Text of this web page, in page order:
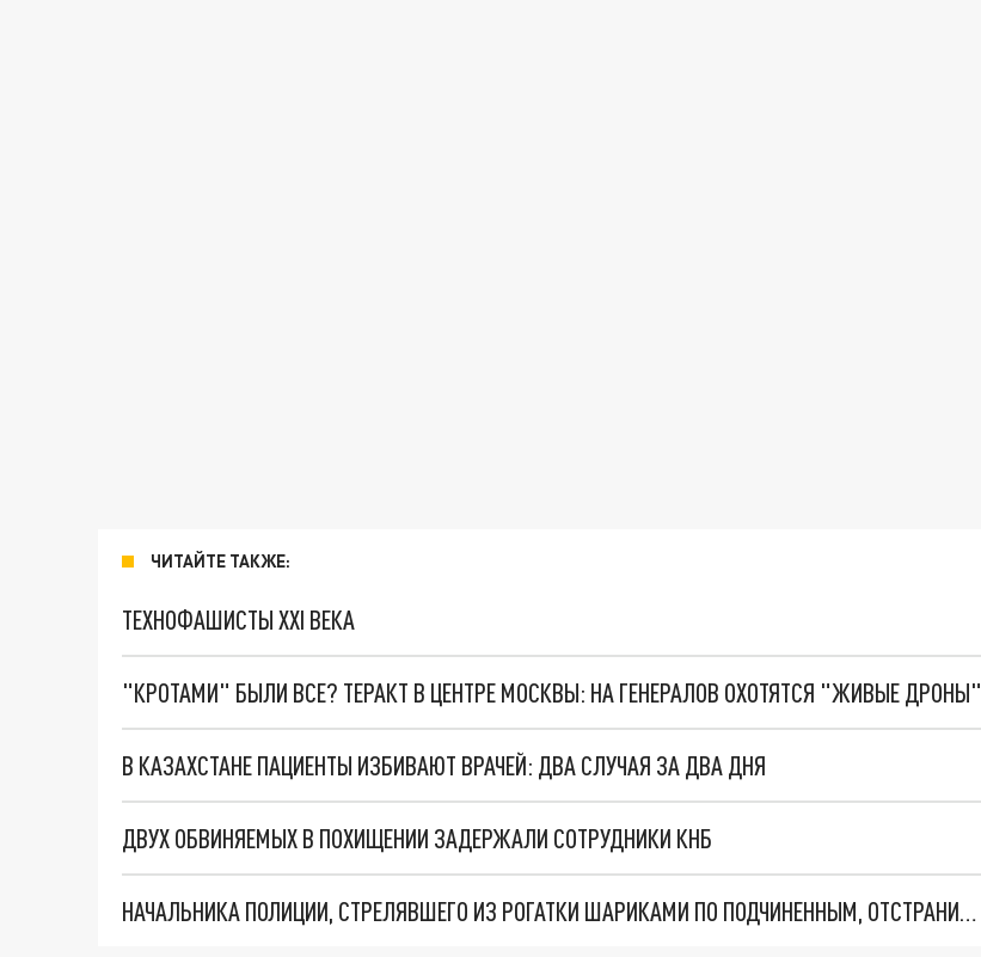
ЧИТАЙТЕ ТАКЖЕ:
ТЕХНОФАШИСТЫ XXI ВЕКА
"КРОТАМИ" БЫЛИ ВСЕ? ТЕРАКТ В ЦЕНТРЕ МОСКВЫ: НА ГЕНЕРАЛОВ ОХОТЯТСЯ "ЖИВЫЕ ДРОНЫ"
В КАЗАХСТАНЕ ПАЦИЕНТЫ ИЗБИВАЮТ ВРАЧЕЙ: ДВА СЛУЧАЯ ЗА ДВА ДНЯ
ДВУХ ОБВИНЯЕМЫХ В ПОХИЩЕНИИ ЗАДЕРЖАЛИ СОТРУДНИКИ КНБ
НАЧАЛЬНИКА ПОЛИЦИИ, СТРЕЛЯВШЕГО ИЗ РОГАТКИ ШАРИКАМИ ПО ПОДЧИНЕННЫМ, ОТСТРАНИЛИ